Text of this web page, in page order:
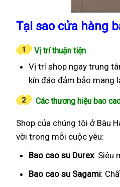
Tại sao cửa hàng
Vị trí thuận tiện
Vị trí shop ngay trung
kín đáo đảm bảo mang
Các thương hiệu bao
Shop của chúng tôi ở Bàu
vời trong mỗi cuộc yêu:
Bao cao su Durex: Siêu
Bao cao su Sagami: